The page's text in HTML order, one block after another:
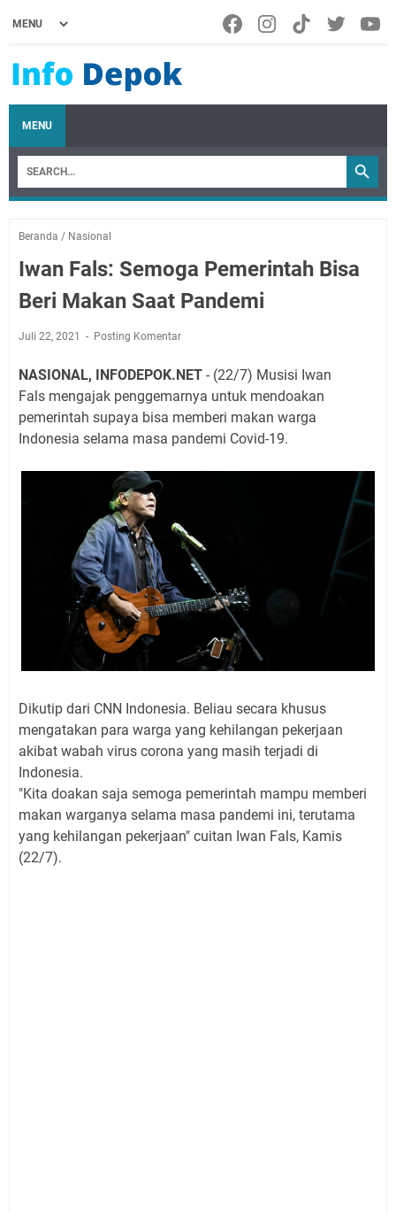
MENU
Beranda / Nasional
Iwan Fals: Semoga Pemerintah Bisa
Beri Makan Saat Pandemi
Juli 22, 2021 Posting Komentar
NASIONAL, INFODEPOK.NET - (22/7) Musisi Iwan
Fals mengajak penggemarnya untuk mendoakan
pemerintah supaya bisa memberi makan warga
Indonesia selama masa pandemi Covid-19.
Dikutip dari CNN Indonesia. Beliau secara khusus
mengatakan para warga yang kehilangan pekerjaan
akibat wabah virus corona yang masih terjadi di
Indonesia.
"Kita doakan saja semoga pemerintah mampu memberi
makan warganya selama masa pandemi ini, terutama
yang kehilangan pekerjaan" cuitan Iwan Fals, Kamis
(22/7).